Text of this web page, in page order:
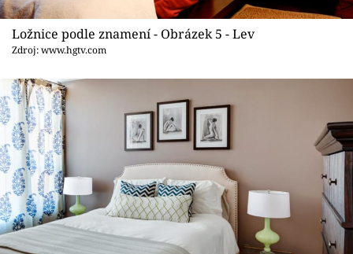
Ložnice podle znamení - Obrázek 5 - Lev
Zdroj: www.hgtv.com